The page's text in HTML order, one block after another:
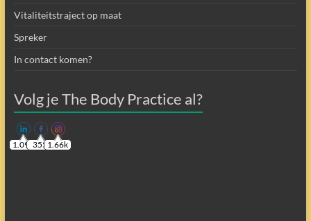
Vitaliteitstraject op maat
Spreker
In contact komen?
Volg je The Body Practice al?
1.09k355 1.66k